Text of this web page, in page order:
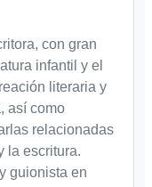
con gran
infantil y el
literaria y
así como
relacionadas
la escritura.
guionista en